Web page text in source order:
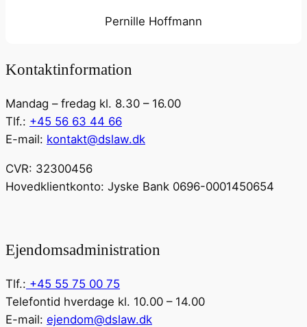
Pernille Hoffmann
Kontaktinformation
Mandag – fredag kl. 8.30 – 16.00
Tlf.: +45 56 63 44 66
E-mail: kontakt@dslaw.dk
CVR: 32300456
Hovedklientkonto: Jyske Bank 0696-0001450654
Ejendomsadministration
Tlf.: +45 55 75 00 75
Telefontid hverdage kl. 10.00 – 14.00
E-mail: ejendom@dslaw.dk